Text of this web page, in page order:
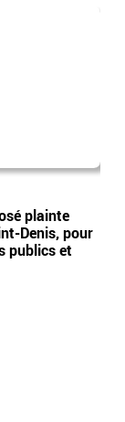
plainte
Denis, pour
publics et